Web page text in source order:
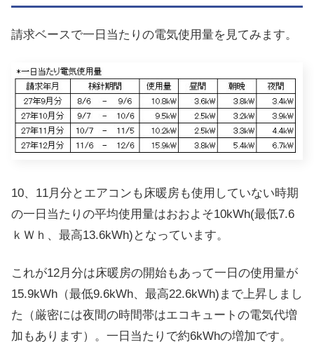
請求ベースで一日当たりの電気使用量を見てみます。
10、11月分とエアコンも床暖房も使用していない時期
の一日当たりの平均使用量はおおよそ10kWh(最低7.6
ｋＷｈ、最高13.6kWh)となっています。
これが12月分は床暖房の開始もあって一日の使用量が
15.9kWh（最低9.6kWh、最高22.6kWh)まで上昇しまし
た（厳密には夜間の時間帯はエコキュートの電気代増
加もあります）。一日当たりで約6kWhの増加です。